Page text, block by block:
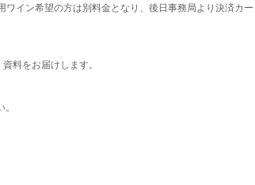
イン希望の方は別料金となり、後日事務局より決済カー
料をお届けします。